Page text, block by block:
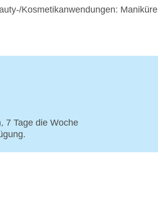
Kosmetikanwendungen: Maniküre
7 Tage die Woche